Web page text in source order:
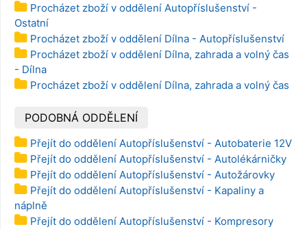
Procházet zboží v oddělení Autopříslušenství -
Ostatní
Procházet zboží v oddělení Dílna - Autopříslušenství
Procházet zboží v oddělení Dílna, zahrada a volný čas
- Dílna
Procházet zboží v oddělení Dílna, zahrada a volný čas
PODOBNÁ ODDĚLENÍ
Přejít do oddělení Autopříslušenství - Autobaterie 12V
Přejít do oddělení Autopříslušenství - Autolékárničky
Přejít do oddělení Autopříslušenství - Autožárovky
Přejít do oddělení Autopříslušenství - Kapaliny a
náplně
Přejít do oddělení Autopříslušenství - Kompresory